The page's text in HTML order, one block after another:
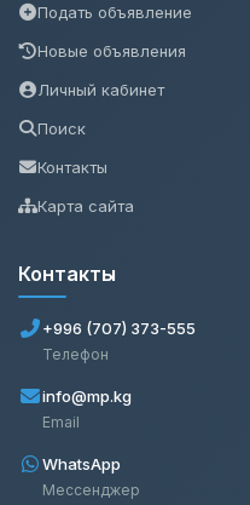
Подать объявление
Новые объявления
Личный кабинет
Поиск
Контакты
Карта сайта
Контакты
+996 (707) 373-555
Телефон
info@mp.kg
Email
WhatsApp
Мессенджер